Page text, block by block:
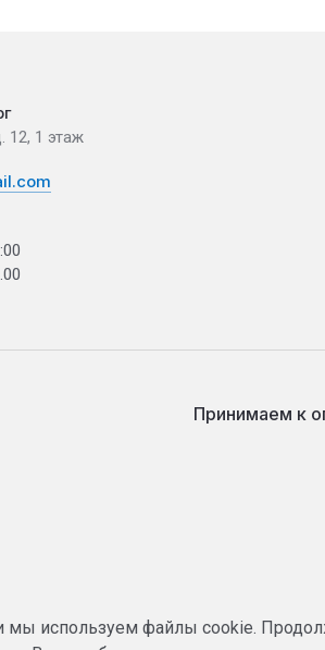
12, 1 этаж
Принимаем к
используем файлы cookie.